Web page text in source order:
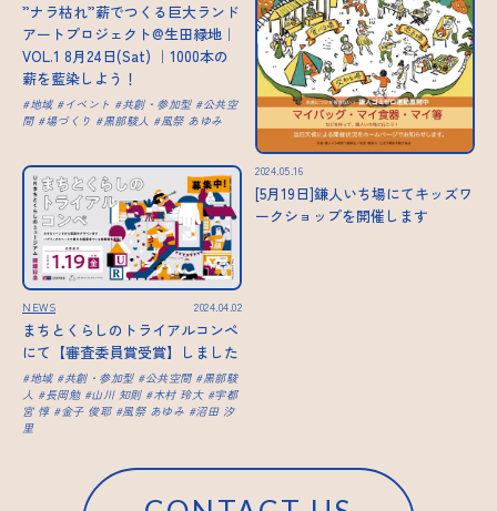
”ナラ枯れ”薪でつくる巨大ランド
アートプロジェクト@生田緑地｜
VOL.1 8月24日(Sat) ｜1000本の
薪を藍染しよう！
地域 イベント 共創・参加型
公共空
間
場づくり 黒部駿人 風祭 あゆみ
2024.05.16
[5月19日]鎌人いち場にてキッズワ
ークショップを開催します
NEWS 2024.04.02
まちとくらしのトライアルコンペ
にて【審査委員賞受賞】しました
地域 共創・参加型 公共空間
黒部駿
人
長岡勉 山川 知則 木村 玲大
宇都
宮 惇
金子 俊耶 風祭 あゆみ
沼田 汐
里